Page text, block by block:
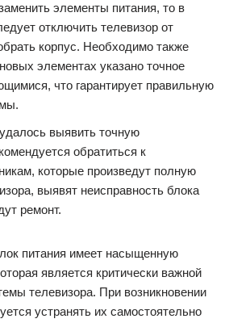
элементы питания, то в
отключить телевизор от
корпус. Необходимо также
элементах указано точное
что гарантирует правильную
выявить точную
обратиться к
которые произведут полную
выявят неисправность блока
ремонт.
питания имеет насыщенную
является критически важной
телевизора. При возникновении
устранять их самостоятельно